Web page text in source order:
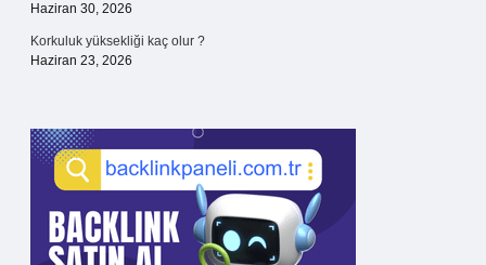
Haziran 30, 2026
Korkuluk yüksekliği kaç olur ?
Haziran 23, 2026